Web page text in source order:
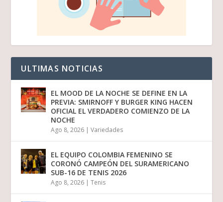
ULTIMAS NOTICIAS
EL MOOD DE LA NOCHE SE DEFINE EN LA
PREVIA: SMIRNOFF Y BURGER KING HACEN
OFICIAL EL VERDADERO COMIENZO DE LA
NOCHE
Ago 8, 2026 |Variedades
EL EQUIPO COLOMBIA FEMENINO SE
CORONÓ CAMPEÓN DEL SURAMERICANO
SUB-16 DE TENIS 2026
Ago 8, 2026 |Tenis